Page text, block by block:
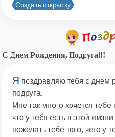
Создать открытку
С Днем Рождения, Подруга!!!
Я поздравляю тебя с днем
подруга.
Мне так много хочется
что у тебя есть в этой
пожелать тебе того, чего у